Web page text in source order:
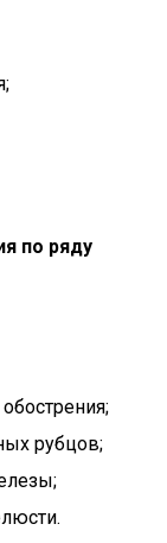
по ряду
рубцов;